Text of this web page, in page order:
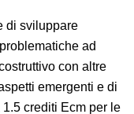
di sviluppare
problematiche ad
costruttivo con